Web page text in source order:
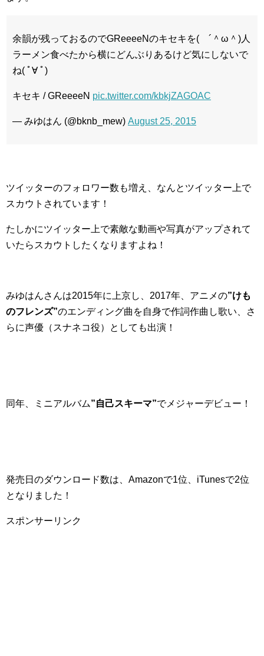
余韻が残っておるのでGReeeeNのキセキを( ´＾ω＾)人
ラーメン食べたから横にどんぶりあるけど気にしないで
ね( ﾟ∀ ﾟ)
キセキ / GReeeeN pic.twitter.com/kbkjZAGOAC
— みゆはん (@bknb_mew) August 25, 2015
ツイッターのフォロワー数も増え、なんとツイッター上で
スカウトされています！
たしかにツイッター上で素敵な動画や写真がアップされて
いたらスカウトしたくなりますよね！
みゆはんさんは2015年に上京し、2017年、アニメの”けも
のフレンズ”のエンディング曲を自身で作詞作曲し歌い、さ
らに声優（スナネコ役）としても出演！
同年、ミニアルバム”自己スキーマ”でメジャーデビュー！
発売日のダウンロード数は、Amazonで1位、iTunesで2位
となりました！
スポンサーリンク